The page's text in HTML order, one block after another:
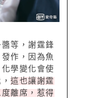
等，謝霆鋒
作，因為魚
學變化會使
這也讓謝霆
離席，惹得